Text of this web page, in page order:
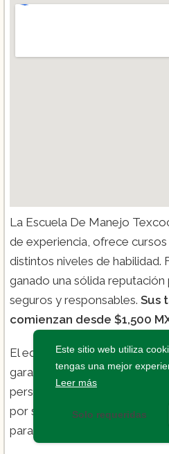
La Escuela De Manejo
de experiencia, ofrece
distintos niveles de habilidad.
ganado una sólida
seguros y responsables. Sus
comienzan desde $1,500
El equipo de instructores está
garantizando una enseñanza
personalizada. Además, han
por su excelencia en la
para aprender a conducir en
Este sitio web utiliza
tengas una mejor
Leer más
Solo requeridas